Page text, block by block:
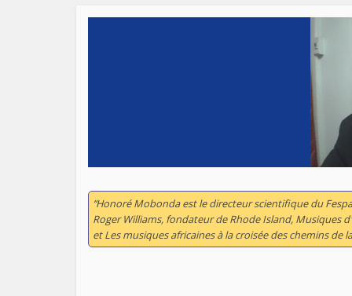
“Honoré Mobonda est le directeur scientifique du
Roger Williams, fondateur de Rhode Island, Musiques
etLes musiques africaines à la croisée des chemins de